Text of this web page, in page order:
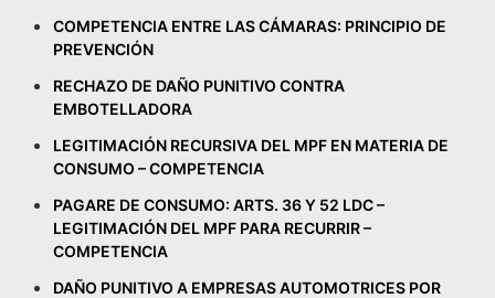
COMPETENCIA ENTRE LAS CÁMARAS: PRINCIPIO DE
PREVENCIÓN
RECHAZO DE DAÑO PUNITIVO CONTRA
EMBOTELLADORA
LEGITIMACIÓN RECURSIVA DEL MPF EN MATERIA DE
CONSUMO – COMPETENCIA
PAGARE DE CONSUMO: ARTS. 36 Y 52 LDC –
LEGITIMACIÓN DEL MPF PARA RECURRIR –
COMPETENCIA
DAÑO PUNITIVO A EMPRESAS AUTOMOTRICES POR